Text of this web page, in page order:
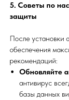
5. Советы по
защиты
После установки
обеспечения
рекомендаций:
Обновляйте
антивирус
базы данных